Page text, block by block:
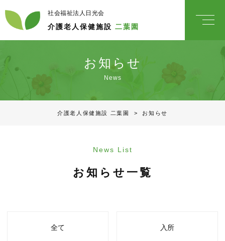
社会福祉法人日光会
介護老人保健施設 二葉園
お知らせ
News
介護老人保健施設 二葉園 > お知らせ
News List
お知らせ一覧
全て 入所